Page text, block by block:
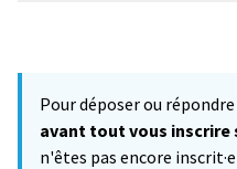
Pour déposer ou
avant tout vous
n'êtes pas encore